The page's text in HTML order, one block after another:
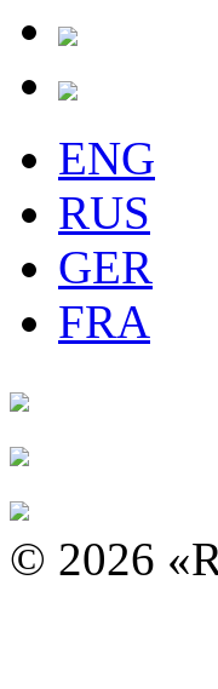
ENG
RUS
GER
FRA
© 2026